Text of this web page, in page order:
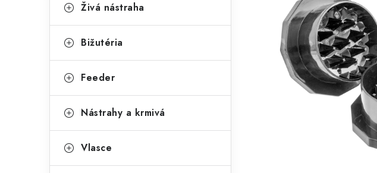
o
n
ý
a
n
kategórie
a
e
ó
i
Živá nástraha
Bižutéria
Feeder
Nástrahy a krmivá
Vlasce